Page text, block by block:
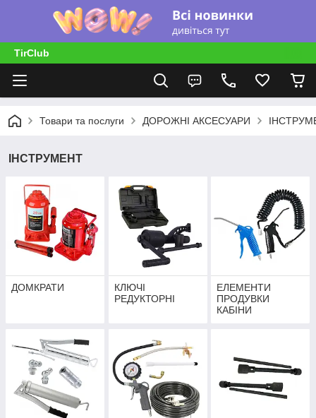
TirClub
Товари та послуги ДОРОЖНІ АКСЕСУАРИ
ІНСТРУМЕНТ
ДОМКРАТИ
КЛЮЧІ
РЕДУКТОРНІ
ЕЛЕМЕНТИ
ПРОДУВКИ
КАБІНИ